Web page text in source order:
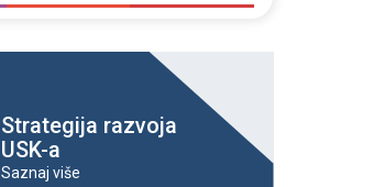
Strategija razvoja
USK-a
Saznaj više